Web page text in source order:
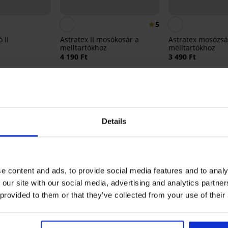
Details
content and ads, to provide social media features and to
site with our social media, advertising and analytics
to them or that they’ve collected from your use of
II
5
Astratex II mosókosár a
melltartókhoz
4 190 Ft
Astratex
melltartókhoz
3 490 Ft
pántösszehúzó TERMÉK
5
10x
2
0x
1
0x